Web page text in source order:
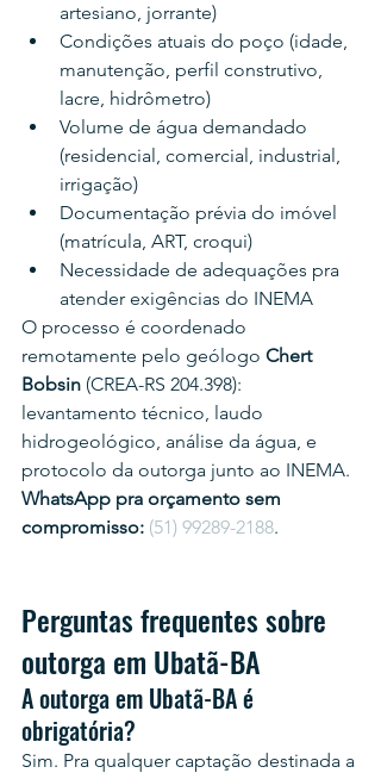
artesiano, jorrante)
Condições atuais do poço (idade,
manutenção, perfil construtivo,
lacre, hidrômetro)
Volume de água demandado
(residencial, comercial, industrial,
irrigação)
Documentação prévia do imóvel
(matrícula, ART, croqui)
Necessidade de adequações pra
atender exigências do INEMA
O processo é coordenado
remotamente pelo geólogo Chert
Bobsin (CREA-RS 204.398):
levantamento técnico, laudo
hidrogeológico, análise da água, e
protocolo da outorga junto ao INEMA.
WhatsApp pra orçamento sem
compromisso: (51) 99289-2188.
Perguntas frequentes sobre
outorga em Ubatã-BA
A outorga em Ubatã-BA é
obrigatória?
Sim. Pra qualquer captação destinada a